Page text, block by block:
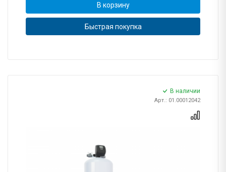
В корзину
Быстрая покупка
В наличии
Арт.: 01.00012042